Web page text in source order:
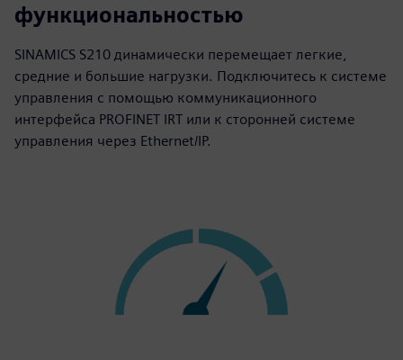
функциональностью
SINAMICS S210 динамически перемещает легкие,
средние и большие нагрузки. Подключитесь к системе
управления с помощью коммуникационного
интерфейса PROFINET IRT или к сторонней системе
управления через Ethernet/IP.